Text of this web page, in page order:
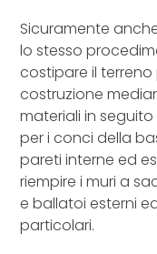
Sicuramente
lo stesso
costipare il
costruzione
materiali in
per i conci della
pareti interne ed
riempire i muri a
e ballatoi esterni
particolari.